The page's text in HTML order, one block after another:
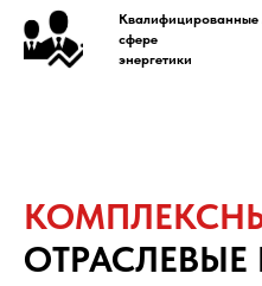
сфере
энергетики